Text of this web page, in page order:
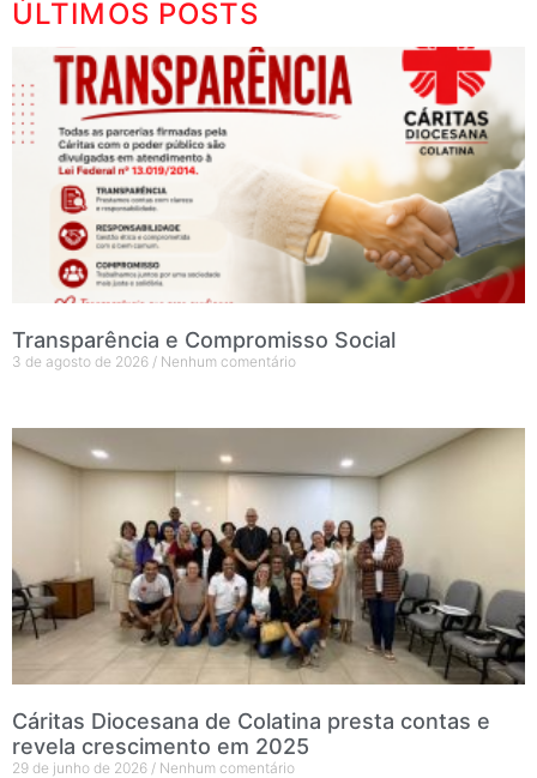
ÚLTIMOS POSTS
Transparência e Compromisso Social
3 de agosto de 2026 Nenhum comentário
Cáritas Diocesana de Colatina presta contas e
revela crescimento em 2025
29 de junho de 2026 Nenhum comentário